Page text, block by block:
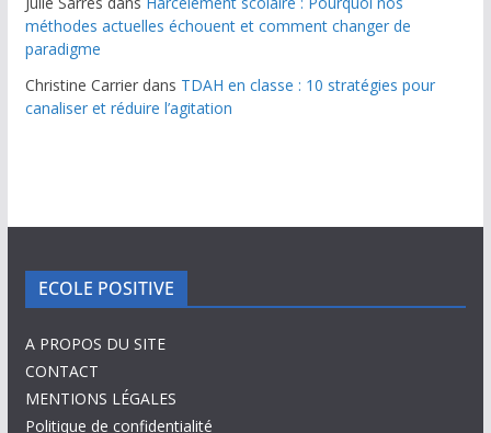
méthodes actuelles échouent et comment changer de
paradigme
Christine Carrierdans TDAH en classe : 10 stratégies pour
canaliser et réduire l’agitation
ECOLE POSITIVE
A PROPOS DU SITE
CONTACT
MENTIONS LÉGALES
Politique de confidentialité